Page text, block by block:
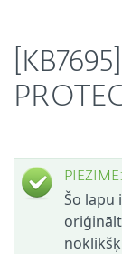
PIEZĪME:
Šo lapu